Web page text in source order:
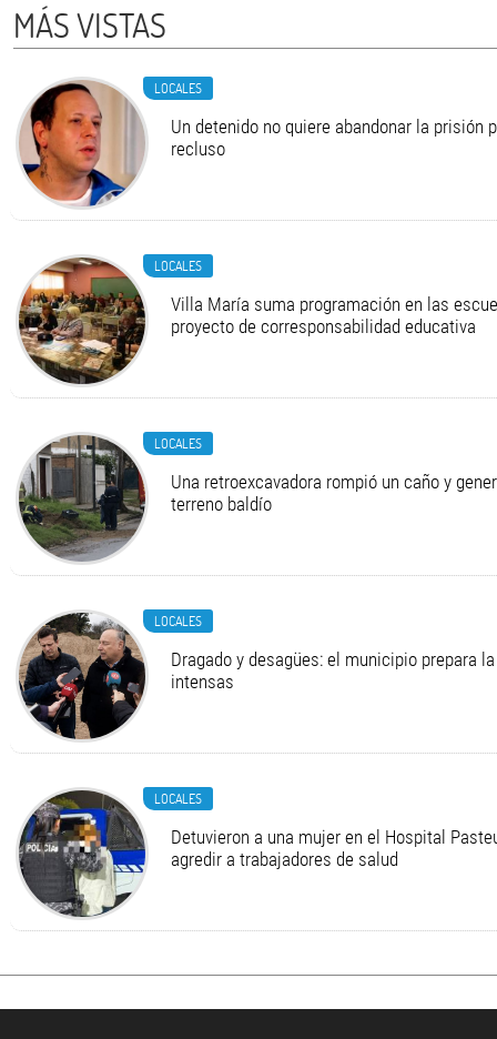
MÁS VISTAS
LOCALES
Un detenido no quiere abandonar la prisión
recluso
LOCALES
Villa María suma programación en las
proyecto de corresponsabilidad educativa
LOCALES
Una retroexcavadora rompió un caño y
terreno baldío
LOCALES
Dragado y desagües: el municipio prepara
intensas
LOCALES
Detuvieron a una mujer en el Hospital
agredir a trabajadores de salud